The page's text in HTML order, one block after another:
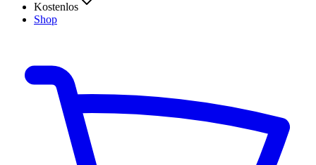
Kostenlos
Shop